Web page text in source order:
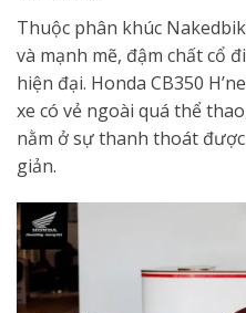
Thuộc phân khúc
và mạnh mẽ, đậm chất cổ
hiện đại. Honda CB350
xe có vẻ ngoài quá thể
nằm ở sự thanh thoát
giản.